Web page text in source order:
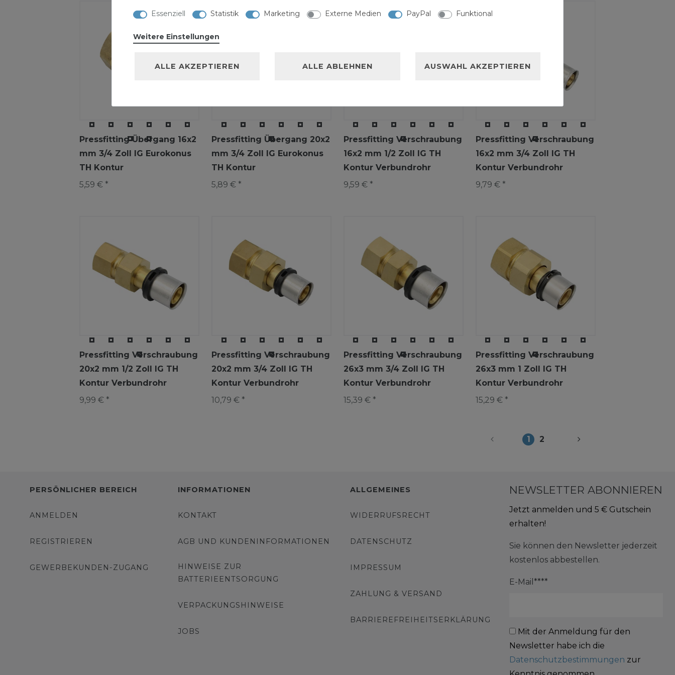
Pressfitting Übergang 16x2
mm 3/4 Zoll IG Eurokonus
TH Kontur
5,59 € *
Pressfitting Übergang 20x2
mm 3/4 Zoll IG Eurokonus
TH Kontur
5,89 € *
Pressfitting Verschraubung
16x2 mm 1/2 Zoll IG TH
Kontur Verbundrohr
9,59 € *
Pressfitting Verschraubung
16x2 mm 3/4 Zoll IG TH
Kontur Verbundrohr
9,79 € *
Pressfitting Verschraubung
20x2 mm 1/2 Zoll IG TH
Kontur Verbundrohr
9,99 € *
Pressfitting Verschraubung
20x2 mm 3/4 Zoll IG TH
Kontur Verbundrohr
10,79 € *
Pressfitting Verschraubung
26x3 mm 3/4 Zoll IG TH
Kontur Verbundrohr
15,39 € *
Pressfitting Verschraubung
26x3 mm 1 Zoll IG TH
Kontur Verbundrohr
15,29 € *
1 2
PERSÖNLICHER BEREICH
ANMELDEN
REGISTRIEREN
GEWERBEKUNDEN-ZUGANG
INFORMATIONEN
KONTAKT
AGB UND KUNDENINFORMATIONEN
HINWEISE ZUR
BATTERIEENTSORGUNG
VERPACKUNGSHINWEISE
JOBS
ALLGEMEINES
WIDERRUFSRECHT
DATENSCHUTZ
IMPRESSUM
ZAHLUNG & VERSAND
BARRIEREFREIHEITSERKLÄRUNG
NEWSLETTER ABONNIEREN
Jetzt anmelden und 5 € Gutschein
erhalten!
Sie können den Newsletter jederzeit
kostenlos abbestellen.
E-Mail****
Mit der Anmeldung für den
Newsletter habe ich die
Datenschutzbestimmungen zur
Essenziell Statistik Marketing Externe Medien PayPal Funktional
Weitere Einstellungen
ALLE AKZEPTIEREN ALLE ABLEHNEN AUSWAHL AKZEPTIEREN